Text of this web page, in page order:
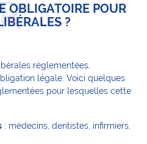
OBLIGATOIRE POUR
?
réglementées,
légale. Voici quelques
pour lesquelles cette
: médecins, dentistes, infirmiers,